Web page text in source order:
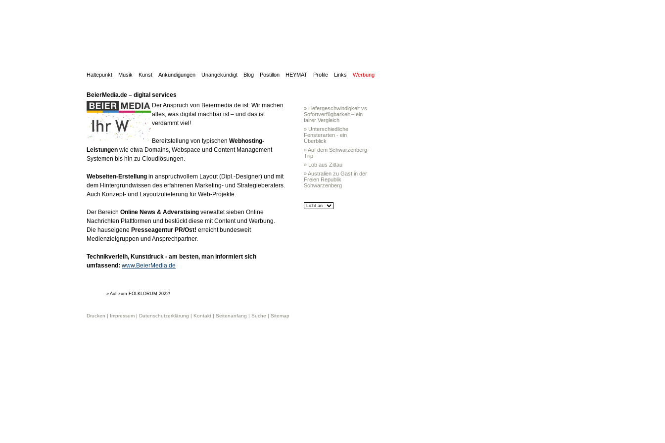
Haltepunkt Musik Kunst Ankündigungen Unangekündigt Blog Postillon HEYMAT Profile Links Werbung
BeierMedia.de – digital services
Der Anspruch von Beiermedia.de ist: Wir machen
alles, was digital machbar ist – und das ist
verdammt viel!
Bereitstellung von typischen Webhosting-
Leistungen wie etwa Domains, Webspace und Content Management
Systemen bis hin zu Cloudlösungen.
Webseiten-Erstellung in anspruchvollem Layout (Dipl.-Designer) und mit
dem Hintergrundwissen des erfahrenen Marketing- und Strategieberaters.
Auch Konzept- und Layoutzulieferung für Web-Projekte.
Der Bereich Online News & Adverstising verwaltet sieben Online
Nachrichten Plattformen und bestückt diese mit Content und Werbung.
Die hauseigene Presseagentur PR/Ost! erreicht bundesweit
Medienzielgruppen und Ansprechpartner.
Technikverleih, Kunstdruck - am besten, man informiert sich
umfassend: www.BeierMedia.de
» Auf zum FOLKLORUM 2022!
» Liefergeschwindigkeit vs.
Sofortverfügbarkeit – ein
fairer Vergleich
» Unterschiedliche
Fensterarten - ein
Überblick
» Auf dem Schwarzenberg-
Trip
» Lob aus Zittau
» Australien zu Gast in der
Freien Republik
Schwarzenberg
Drucken | Impressum Datenschutzerklärung Kontakt Seitenanfang Suche Sitemap